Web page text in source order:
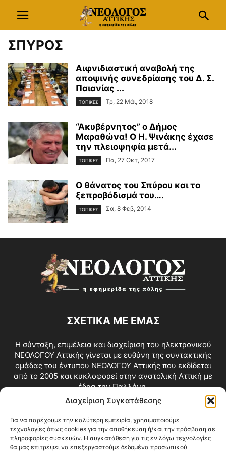
Διαχείριση Συγκατάθεσης
Για να παρέχουμε την καλύτερη εμπειρία, χρησιμοποιούμε
τεχνολογίες όπως cookies για την αποθήκευση ή/και την πρόσβαση σε
πληροφορίες συσκευών. Η συγκατάθεση για τις εν λόγω τεχνολογίες
θα μας επιτρέψει να επεξεργαστούμε δεδομένα προσωπικού
ΣΠΥΡΟΣ
Αιφνιδιαστική αναβολή της
αποψινής συνεδρίασης του Δ. Σ.
Παιανίας ...
ΤΟΠΙΚΕΣ Τρ, 22 Μάι, 2018
“Ακυβέρνητος” ο Δήμος
Μαραθώνα! Ο Η. Ψινάκης έχασε
την πλειοψηφία μετά...
ΤΟΠΙΚΕΣ Πα, 27 Οκτ, 2017
Ο θάνατος του Σπύρου και το
ξεπροβόδισμά του….
ΤΟΠΙΚΕΣ Σα, 8 Φεβ, 2014
ΣΧΕΤΙΚΑ ΜΕ ΕΜΑΣ
Η σύνταξη, επιμέλεια και διαχείριση του ηλεκτρονικού
ΝΕΟΛΟΓΟΥ Αττικής γίνεται με ευθύνη της συντακτικής
ομάδας του έντυπου ΝΕΟΛΟΓΟΥ Αττικής που εκδίδεται
από το 2005 και κυκλοφορεί στην ανατολική Αττική με
έδρα την Παλλήνη.
Επικοινωνία:info@neologosattikis.gr
ΑΚΟΛΟΥΘΗΣΕ ΜΑΣ